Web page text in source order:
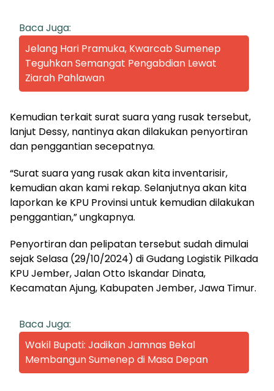
Baca Juga:
Jelang Hari Pramuka, Kwarcab Sumenep
Teguhkan Semangat Pengabdian Lewat
Ziarah Pahlawan
Kemudian terkait surat suara yang rusak tersebut,
lanjut Dessy, nantinya akan dilakukan penyortiran
dan penggantian secepatnya.
“Surat suara yang rusak akan kita inventarisir,
kemudian akan kami rekap. Selanjutnya akan kita
laporkan ke KPU Provinsi untuk kemudian dilakukan
penggantian,” ungkapnya.
Penyortiran dan pelipatan tersebut sudah dimulai
sejak Selasa (29/10/2024) di Gudang Logistik Pilkada
KPU Jember, Jalan Otto Iskandar Dinata,
Kecamatan Ajung, Kabupaten Jember, Jawa Timur.
Baca Juga:
Wakil Bupati: Jadikan Jamnas Bekal
Membangun Sumenep di Masa Depan